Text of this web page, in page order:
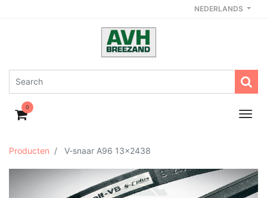
NEDERLANDS
0
Producten V-snaar A96 13x2438